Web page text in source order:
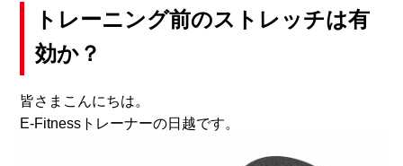
トレーニング前のストレッチは有
効か？
皆さまこんにちは。
E-Fitnessトレーナーの日越です。